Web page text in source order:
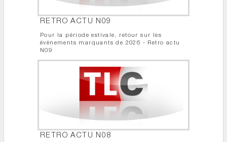
RETRO ACTU N09
Pour la période estivale, retour sur les
événements marquants de 2026 - Retro actu
N09
RETRO ACTU N08